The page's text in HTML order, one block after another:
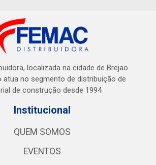
localizada na cidade de Brejao
atua no segmento de distribuição de
de construção desde 1994
Institucional
QUEM SOMOS
EVENTOS